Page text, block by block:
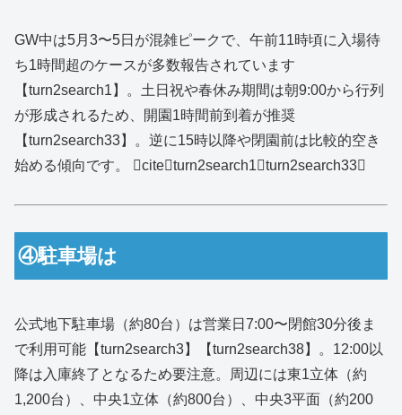
GW中は5月3〜5日が混雑ピークで、午前11時頃に入場待
ち1時間超のケースが多数報告されています
【turn2search1】。土日祝や春休み期間は朝9:00から行列
が形成されるため、開園1時間前到着が推奨
【turn2search33】。逆に15時以降や閉園前は比較的空き
始める傾向です。 citeturn2search1turn2search33
④駐車場は
公式地下駐車場（約80台）は営業日7:00〜閉館30分後ま
で利用可能【turn2search3】【turn2search38】。12:00以
降は入庫終了となるため要注意。周辺には東1立体（約
1,200台）、中央1立体（約800台）、中央3平面（約200